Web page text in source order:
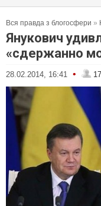
Вся правда з блогосфери »
Янукович
«сдержанно
28.02.2014, 16:41 •